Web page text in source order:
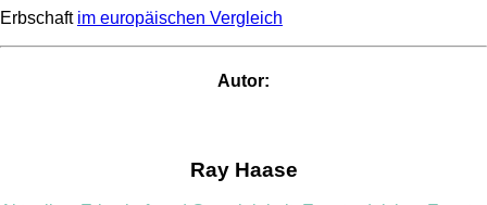
Erbschaft im europäischen Vergleich
Autor:
Ray Haase